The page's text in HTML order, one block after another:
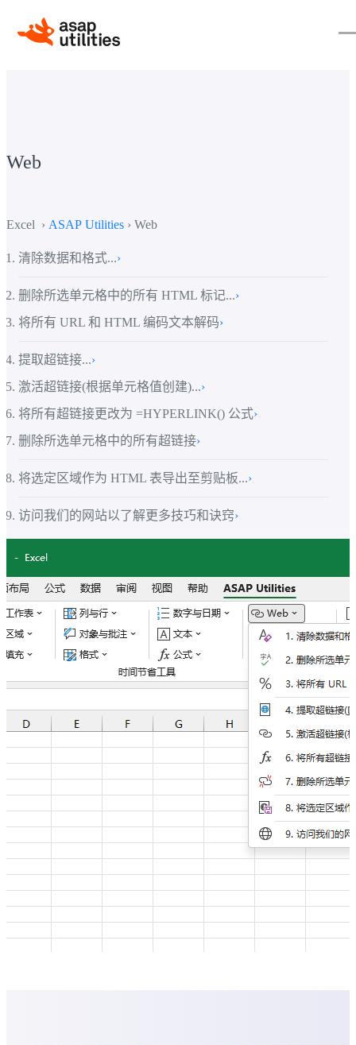
Web
Excel › ASAP Utilities › Web
清除数据和格式...›
删除所选单元格中的所有 HTML 标记...›
将所有 URL 和 HTML 编码文本解码›
提取超链接...›
激活超链接(根据单元格值创建)...›
将所有超链接更改为 =HYPERLINK() 公式›
删除所选单元格中的所有超链接›
将选定区域作为 HTML 表导出至剪贴板...›
访问我们的网站以了解更多技巧和诀窍›